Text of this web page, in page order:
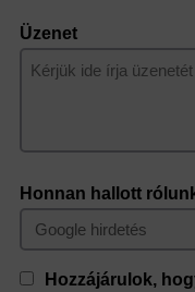
Üzenet
Honnan hallott
Consent
Hozzájárulok,